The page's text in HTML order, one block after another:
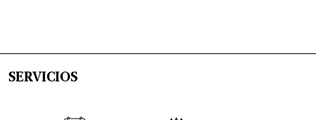
SERVICIOS